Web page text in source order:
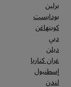
برلين
بودابست
كوبنهاغن
دبي
دبلن
غران كناريا
إسطنبول
لندن